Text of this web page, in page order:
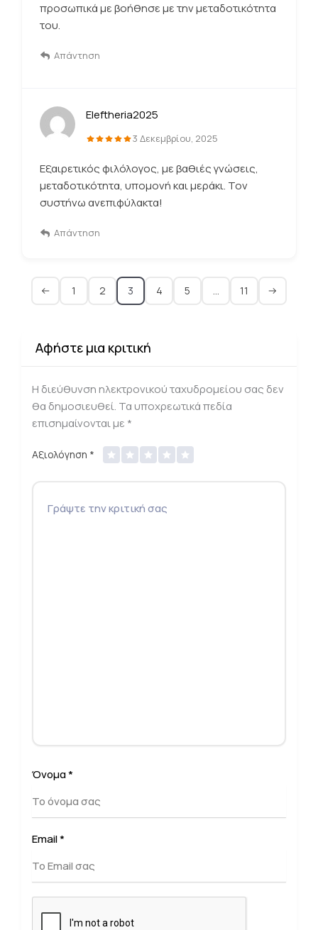
προσωπικά με βοήθησε με την μεταδοτικότητα
του.
Απάντηση
Eleftheria2025
3 Δεκεμβρίου, 2025
Εξαιρετικός φιλόλογος, με βαθιές γνώσεις,
μεταδοτικότητα, υπομονή και μεράκι. Τον
συστήνω ανεπιφύλακτα!
Απάντηση
1 2 3 4 5 … 11
Αφήστε μια κριτική
Η διεύθυνση ηλεκτρονικού ταχυδρομείου σας δεν
θα δημοσιευθεί. Τα υποχρεωτικά πεδία
επισημαίνονται με *
Αξιολόγηση *
Όνομα*
Email*